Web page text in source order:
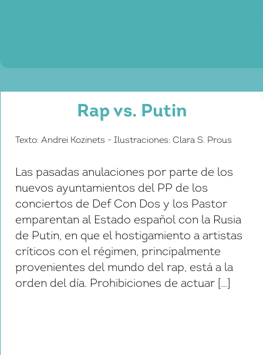
Rap vs. Putin
Texto: Andrei Kozinets - Ilustraciones: Clara S. Prous
Las pasadas anulaciones por parte de los
nuevos ayuntamientos del PP de los
conciertos de Def Con Dos y los Pastor
emparentan al Estado español con la Rusia
de Putin, en que el hostigamiento a artistas
críticos con el régimen, principalmente
provenientes del mundo del rap, está a la
orden del día. Prohibiciones de actuar […]